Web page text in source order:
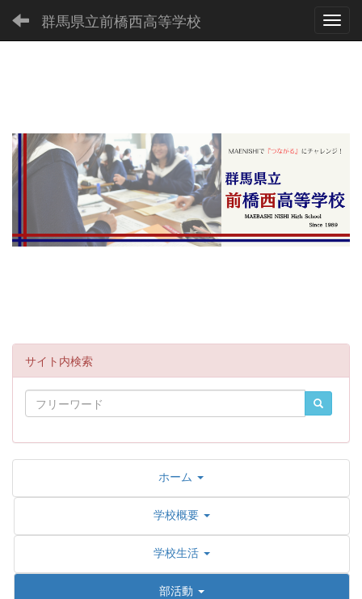
群馬県立前橋西高等学校
サイト内検索
ホーム
学校概要
学校生活
部活動